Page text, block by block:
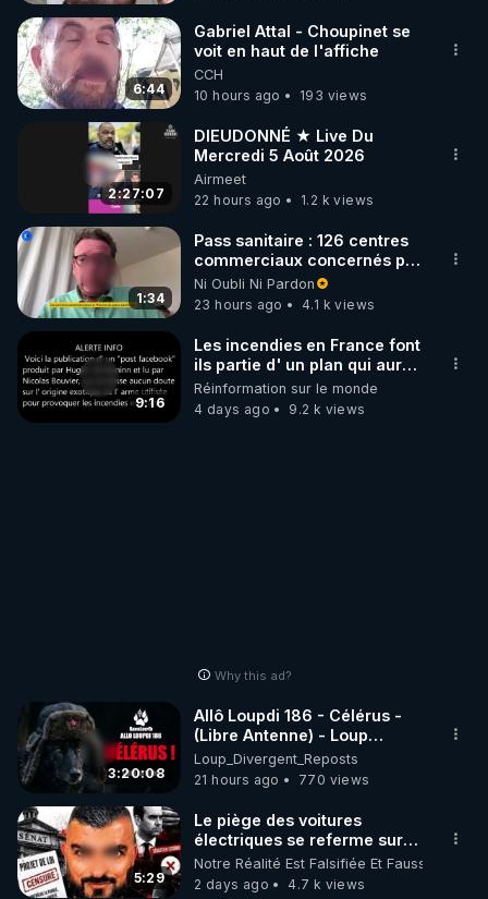
6:44
Gabriel Attal - Choupinet se
voit en haut de l'affiche
CCH
10 hours ago
193 views
2:27:07
DIEUDONNÉ ★ Live Du
Mercredi 5 Août 2026
Airmeet
22 hours ago
1.2 k views
1:34
Pass sanitaire : 126 centres
commerciaux concernés par
l'obligation dans toute la
France
Ni Oubli Ni Pardon
23 hours ago
4.1 k views
9:16
Les incendies en France font
ils partie d' un plan qui aurait
débuté le 11 septembre 2001
?
Réinformation sur le monde
4 days ago
9.2 k views
Why this ad?
3:20:08
Allô Loupdi 186 - Célérus -
(Libre Antenne) - Loup
Divergent 2026.08.06
Loup_Divergent_Reposts
21 hours ago
770 views
5:29
Le piège des voitures
électriques se referme sur
les usagers !
Notre Réalité Est Falsifiée Et Fausse
2 days ago
4.7 k views